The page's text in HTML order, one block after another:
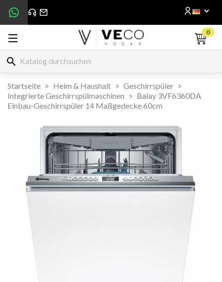
0
search
Startseite Heim & Haushalt
Geschirrspüler
Integrierte Geschirrspülmaschinen
Balay 3VF6360DA
Einbau-Geschirrspüler 14 Maßgedecke 60cm